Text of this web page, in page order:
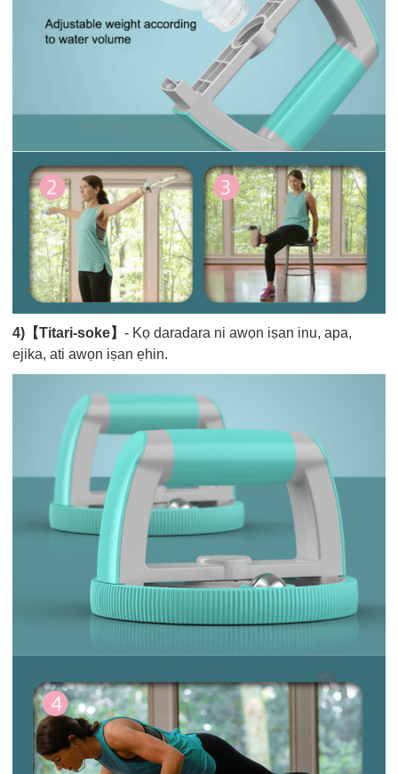
4)【Titari-soke】- Kọ daradara ni awọn iṣan inu, apa,
ejika, ati awọn iṣan ẹhin.